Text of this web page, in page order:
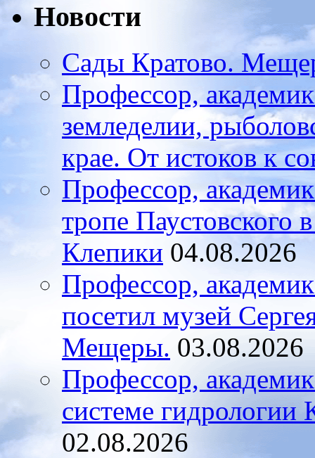
Новости
Сады Кратово.
Профессор,
земледелии,
крае. От истоков к
Профессор,
тропе Паустовского
Клепики 04.08.2026
Профессор,
посетил музей
Мещеры. 03.08.2026
Профессор,
системе гидрологии
02.08.2026